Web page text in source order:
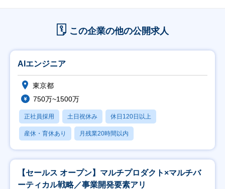
この企業の他の公開求人
AIエンジニア
東京都
750万~1500万
正社員採用 土日祝休み 休日120日以上
産休・育休あり 月残業20時間以内
【セールス オープン】マルチプロダクト×マルチバ
ーティカル戦略／事業開発要素アリ